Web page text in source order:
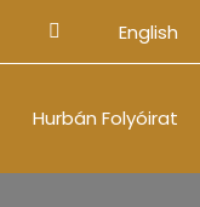
English
Hurbán Folyóirat